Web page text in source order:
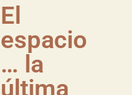
El
espacio
… la
última